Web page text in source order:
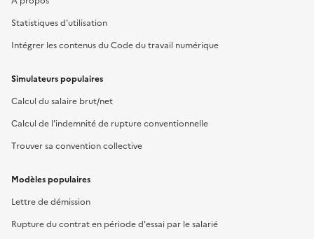
Statistiques d'utilisation
Intégrer les contenus du Code du travail numérique
Simulateurs populaires
Calcul du salaire brut/net
Calcul de l'indemnité de rupture conventionnelle
Trouver sa convention collective
Modèles populaires
Lettre de démission
Rupture du contrat en période d'essai par le salarié